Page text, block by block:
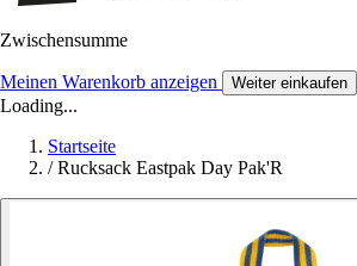
Zwischensumme
Meinen Warenkorb anzeigen Weiter einkaufen
Loading...
Startseite
/ Rucksack Eastpak Day Pak'R